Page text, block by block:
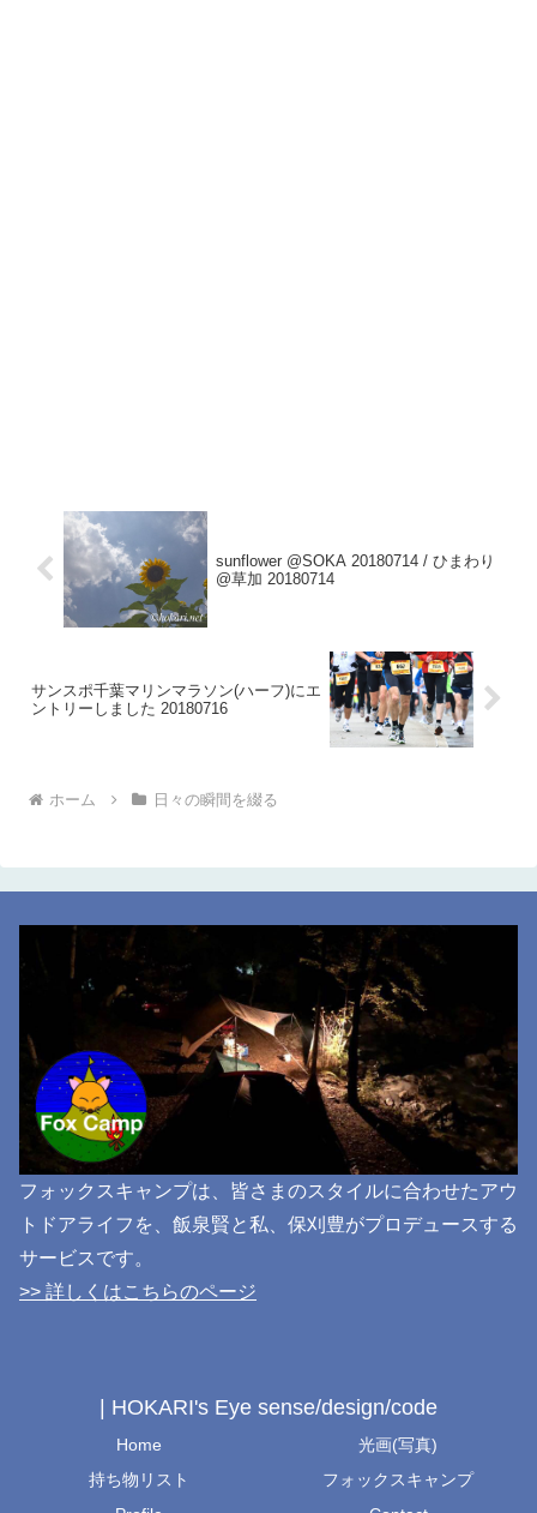
sunflower @SOKA 20180714 / ひまわり
@草加 20180714
サンスポ千葉マリンマラソン(ハーフ)にエ
ントリーしました 20180716
ホーム 日々の瞬間を綴る
フォックスキャンプは、皆さまのスタイルに合わせたアウ
トドアライフを、飯泉賢と私、保刈豊がプロデュースする
サービスです。
>> 詳しくはこちらのページ
| HOKARI's Eye sense/design/code
Home
光画(写真)
持ち物リスト
フォックスキャンプ